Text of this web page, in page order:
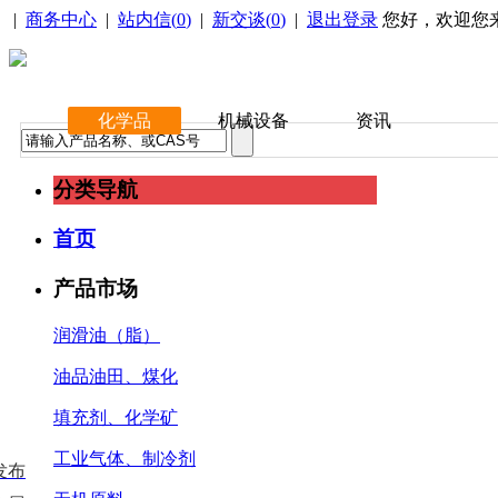
| 商务中心 | 站内信(0) | 新交谈(0) | 退出登录 您好，欢迎您
化学品 机械设备 资讯
分类导航
首页
产品市场
润滑油（脂）
油品油田、煤化
填充剂、化学矿
工业气体、制冷剂
布